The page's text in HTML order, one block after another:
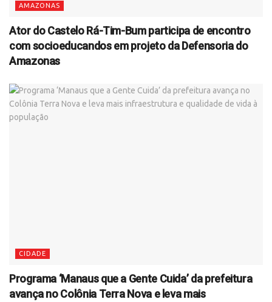
AMAZONAS
Ator do Castelo Rá-Tim-Bum participa de encontro
com socioeducandos em projeto da Defensoria do
Amazonas
CIDADE
Programa ‘Manaus que a Gente Cuida’ da prefeitura
avança no Colônia Terra Nova e leva mais